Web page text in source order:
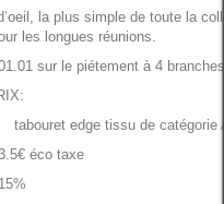
la plus simple de toute la
les longues réunions.
sur le piétement à 4
edge tissu de catégorie
éco taxe